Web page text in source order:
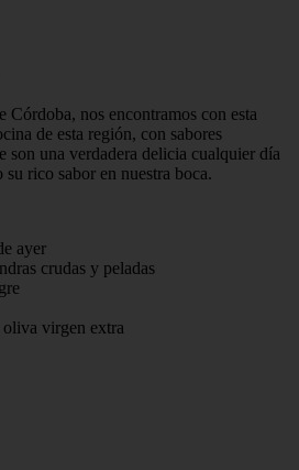
Córdoba, nos encontramos con esta
de esta región, con sabores
son una verdadera delicia cualquier día
rico sabor en nuestra boca.
ayer
crudas y peladas
oliva virgen extra